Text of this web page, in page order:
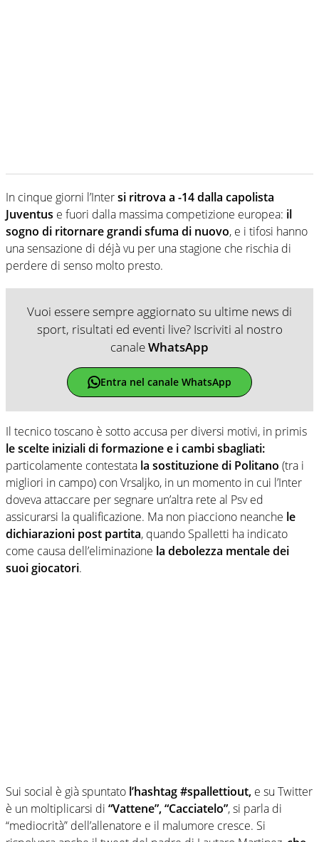
In cinque giorni l’Intersi ritrova a -14 dalla capolista
Juventus e fuori dalla massima competizione europea: il
sogno di ritornare grandi sfuma di nuovo, e i tifosi hanno
una sensazione di déjà vu per una stagione che rischia di
perdere di senso molto presto.
Vuoi essere sempre aggiornato su ultime news di
sport, risultati ed eventi live? Iscriviti al nostro
canaleWhatsApp
Entra nel canale WhatsApp
Il tecnico toscano è sotto accusa per diversi motivi, in primis
le scelte iniziali di formazione e i cambi sbagliati:
particolamente contestata la sostituzione di Politano (tra i
migliori in campo) con Vrsaljko, in un momento in cui l’Inter
doveva attaccare per segnare un’altra rete al Psv ed
assicurarsi la qualificazione. Ma non piacciono neanche le
dichiarazioni post partita, quando Spalletti ha indicato
come causa dell’eliminazione la debolezza mentale dei
suoi giocatori.
Sui social è già spuntato l’hashtag #spallettiout, e su Twitter
è un moltiplicarsi di “Vattene”, “Cacciatelo”, si parla di
“mediocrità” dell’allenatore e il malumore cresce. Si